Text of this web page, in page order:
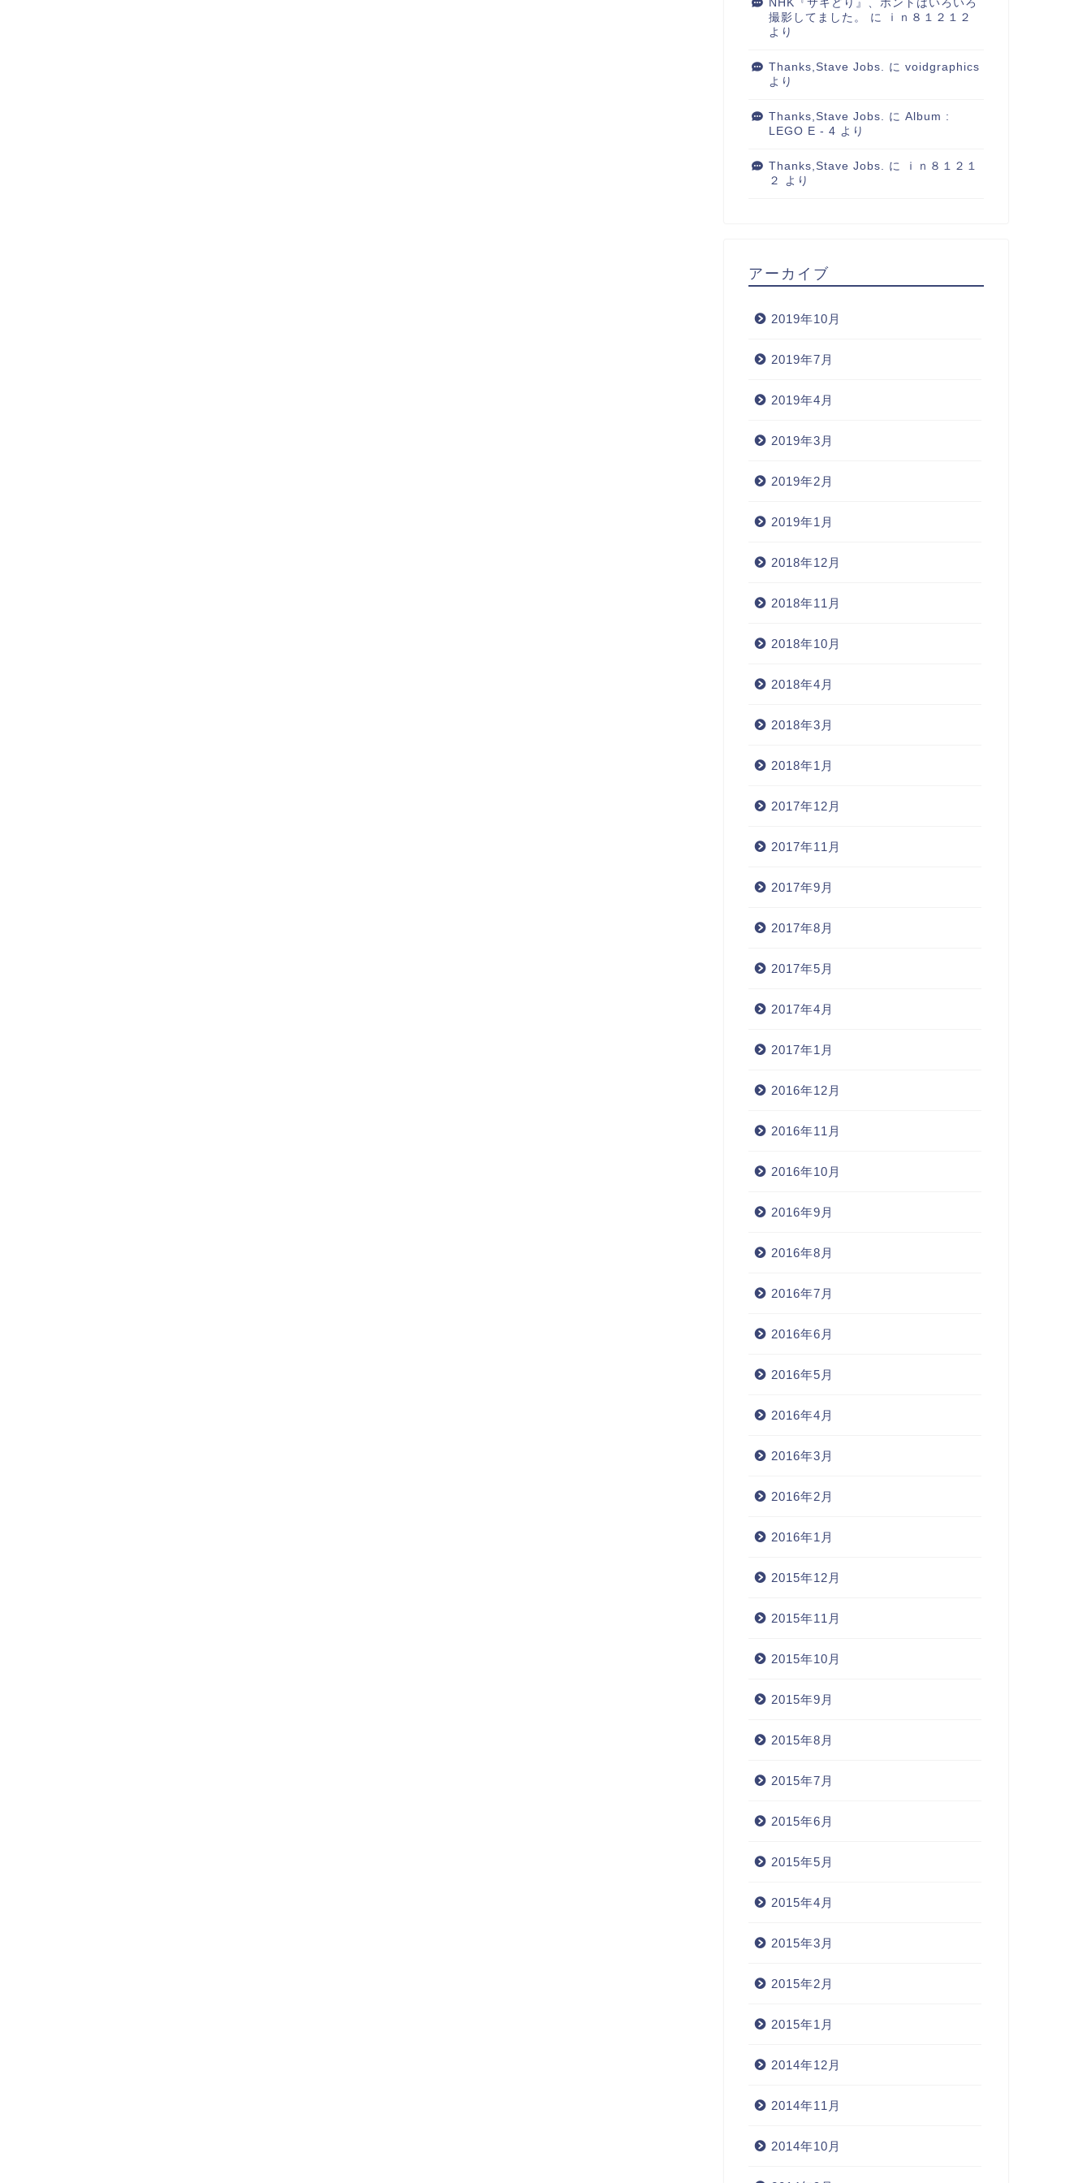
NHK『サキどり』、ホントはいろいろ
撮影してました。
に
ｉｎ８１２１２
より
Thanks,Stave Jobs. に voidgraphics
より
Thanks,Stave Jobs. に Album :
LEGO E - 4 より
Thanks,Stave Jobs. に
ｉｎ８１２１
２
より
アーカイブ
2019年10月
2019年7月
2019年4月
2019年3月
2019年2月
2019年1月
2018年12月
2018年11月
2018年10月
2018年4月
2018年3月
2018年1月
2017年12月
2017年11月
2017年9月
2017年8月
2017年5月
2017年4月
2017年1月
2016年12月
2016年11月
2016年10月
2016年9月
2016年8月
2016年7月
2016年6月
2016年5月
2016年4月
2016年3月
2016年2月
2016年1月
2015年12月
2015年11月
2015年10月
2015年9月
2015年8月
2015年7月
2015年6月
2015年5月
2015年4月
2015年3月
2015年2月
2015年1月
2014年12月
2014年11月
2014年10月